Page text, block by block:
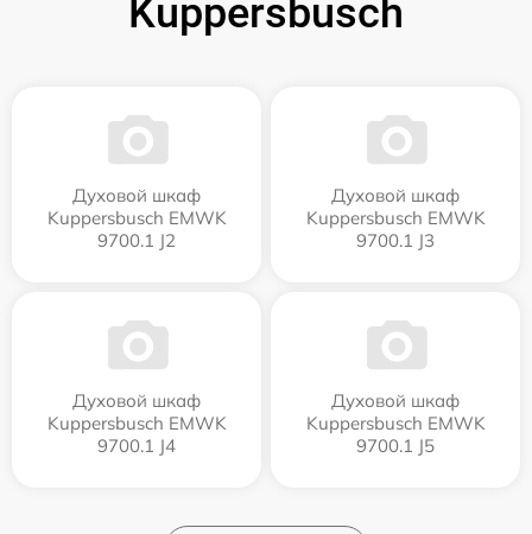
Kuppersbusch
Духовой шкаф
Kuppersbusch EMWK
9700.1 J2
Духовой шкаф
Kuppersbusch EMWK
9700.1 J3
Духовой шкаф
Kuppersbusch EMWK
9700.1 J4
Духовой шкаф
Kuppersbusch EMWK
9700.1 J5